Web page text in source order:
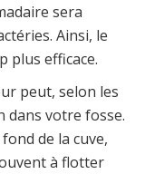
sera
Ainsi, le
plus efficace.
peut, selon les
dans votre fosse.
de la cuve,
à flotter